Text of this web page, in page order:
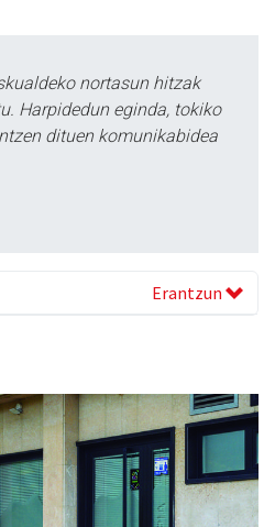
nortasun hitzak
Harpidedun eginda, tokiko
dituen komunikabidea
Erantzun